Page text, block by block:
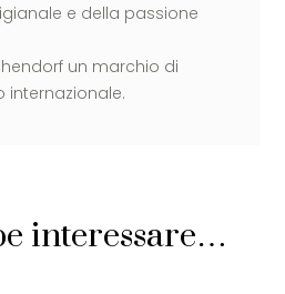
e della passione
un marchio di
internazionale.
interessare…